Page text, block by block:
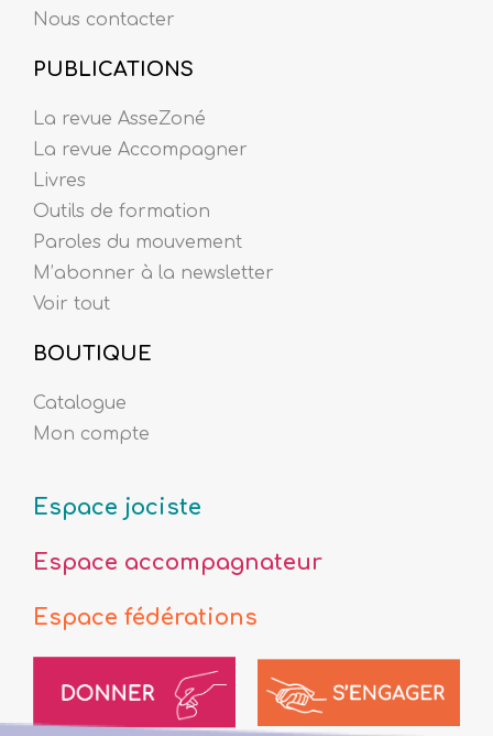
Nous contacter
PUBLICATIONS
La revue AsseZoné
La revue Accompagner
Livres
Outils de formation
Paroles du mouvement
M’abonner à la newsletter
Voir tout
BOUTIQUE
Catalogue
Mon compte
Espace jociste
Espace accompagnateur
Espace fédérations